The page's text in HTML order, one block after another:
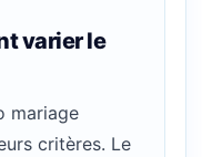
varier le
mariage
critères. Le